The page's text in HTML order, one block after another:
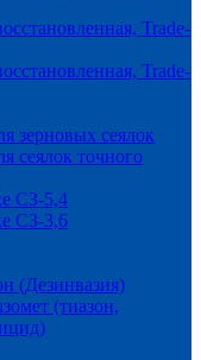
Trade-
Trade-
зерновых сеялок
сеялок точного
СЗ-5,4
СЗ-3,6
(Дезинвазия)
(тиазон,